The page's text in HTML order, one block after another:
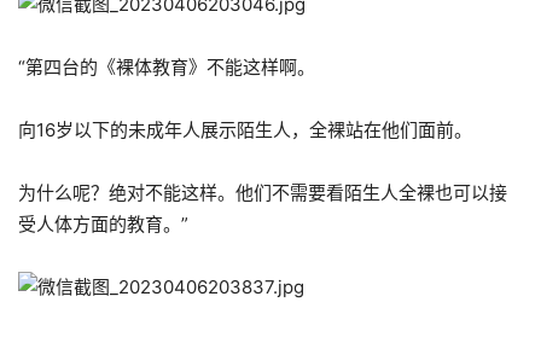
“第四台的《裸体教育》不能这样啊。
向16岁以下的未成年人展示陌生人，全裸站在他们面前。
为什么呢？绝对不能这样。他们不需要看陌生人全裸也可以接
受人体方面的教育。”